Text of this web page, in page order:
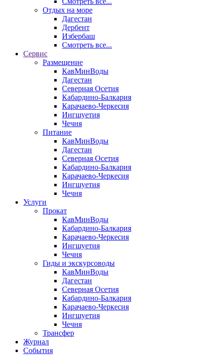
Отдых на море
Дагестан
Дербент
Избербаш
Смотреть все...
Сервис
Размещение
КавМинВоды
Дагестан
Северная Осетия
Кабардино-Балкария
Карачаево-Черкесия
Ингшуетия
Чечня
Питание
КавМинВоды
Дагестан
Северная Осетия
Кабардино-Балкария
Карачаево-Черкесия
Ингшуетия
Чечня
Услуги
Прокат
КавМинВоды
Кабардино-Балкария
Карачаево-Черкесия
Ингшуетия
Чечня
Гиды и экскурсоводы
КавМинВоды
Дагестан
Северная Осетия
Кабардино-Балкария
Карачаево-Черкесия
Ингшуетия
Чечня
Трансфер
Журнал
События